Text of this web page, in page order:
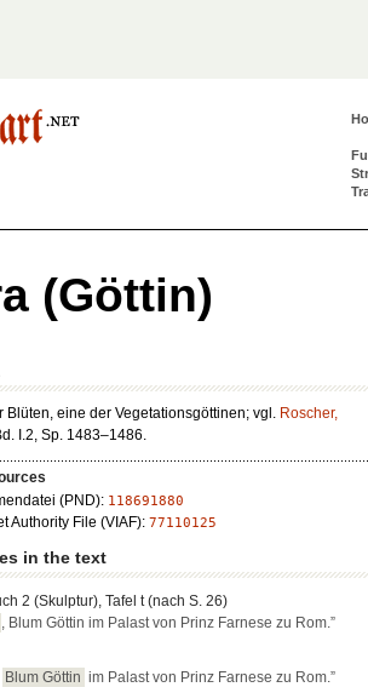
(Göttin)
Blüten, eine der Vegetationsgöttinen; vgl. Roscher,
I.2, Sp. 1483–1486.
(PND): 118691880
Authority File (VIAF): 77110125
in the text
2 (Skulptur), Tafel t (nach S. 26)
, Blum Göttin im Palast von Prinz Farnese zu Rom.”
Blum Göttin im Palast von Prinz Farnese zu Rom.”